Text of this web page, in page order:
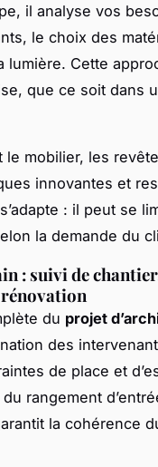
il analyse vos
le choix des
lumière. Cette
que ce soit dans
mobilier, les
innovantes et
: il peut se
la demande du
: suivi de
du projet
des
de place et
rangement
la cohérence